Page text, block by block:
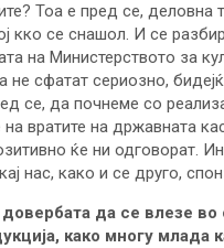
Тоа е пред се, деловна
кко се снашол. И се
на Министерството за
не сфатат сериозно,
се, да почнеме со
вратите на државната
ќе ни одговорат.
нас, како и се друго,
да се влезе
како многу млада